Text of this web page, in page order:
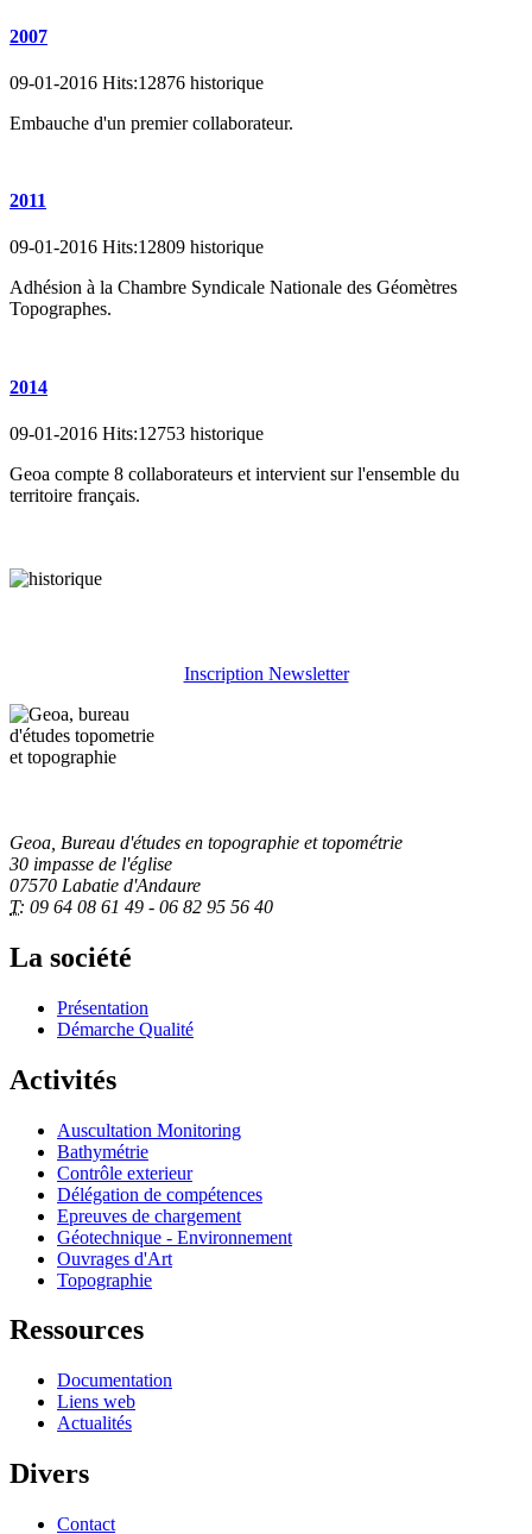
2007
09-01-2016 Hits:12876 historique
Embauche d'un premier collaborateur.
2011
09-01-2016 Hits:12809 historique
Adhésion à la Chambre Syndicale Nationale des Géomètres
Topographes.
2014
09-01-2016 Hits:12753 historique
Geoa compte 8 collaborateurs et intervient sur l'ensemble du
territoire français.
Inscription Newsletter
Geoa, Bureau d'études en topographie et topométrie
30 impasse de l'église
07570 Labatie d'Andaure
T: 09 64 08 61 49 - 06 82 95 56 40
La société
Présentation
Démarche Qualité
Activités
Auscultation Monitoring
Bathymétrie
Contrôle exterieur
Délégation de compétences
Epreuves de chargement
Géotechnique - Environnement
Ouvrages d'Art
Topographie
Ressources
Documentation
Liens web
Actualités
Divers
Contact